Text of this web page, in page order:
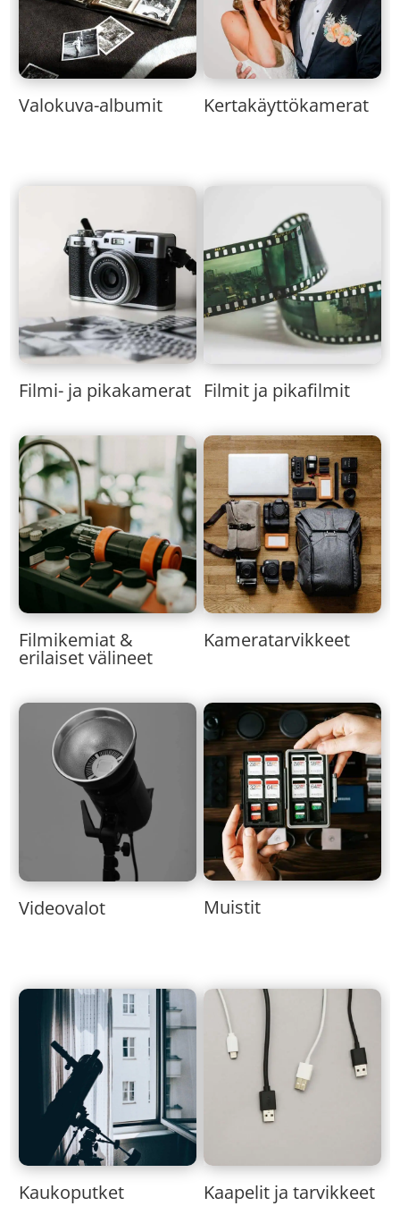
Valokuva-albumit Kertakäyttökamerat
Filmi- ja pikakamerat Filmit ja pikafilmit
Filmikemiat &
erilaiset välineet
Kameratarvikkeet
Videovalot Muistit
Kaukoputket Kaapelit ja tarvikkeet